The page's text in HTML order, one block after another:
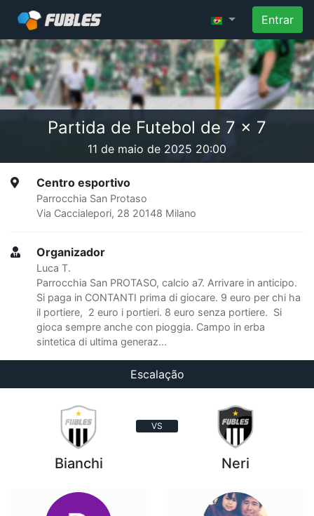
Entrar
Partida de Futebol de 7 x 7
11 de maio de 2025 20:00
Centro esportivo
Parrocchia San Protaso
Via Caccialepori, 28 20148 Milano
Organizador
Luca T.
Parrocchia San PROTASO, calcio a7. Arrivare in anticipo.
Si paga in CONTANTI prima di giocare. 9 euro per chi ha
il portiere, 2 euro i portieri. 8 euro senza portiere. Si
gioca sempre anche con pioggia. Campo in erba
sintetica di ultima generaz...
Escalação
VS
Bianchi Neri